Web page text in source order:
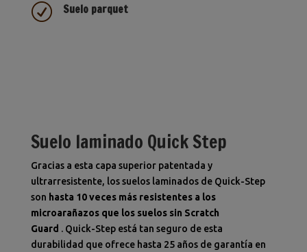
R Suelo parquet
Suelo laminado Quick Step
Gracias a esta capa superior patentada y
ultrarresistente, los suelos laminados de Quick-Step
son hasta 10 veces más resistentes a los
microarañazos que los suelos sin Scratch
Guard . Quick-Step está tan seguro de esta
durabilidad que ofrece hasta 25 años de garantía en